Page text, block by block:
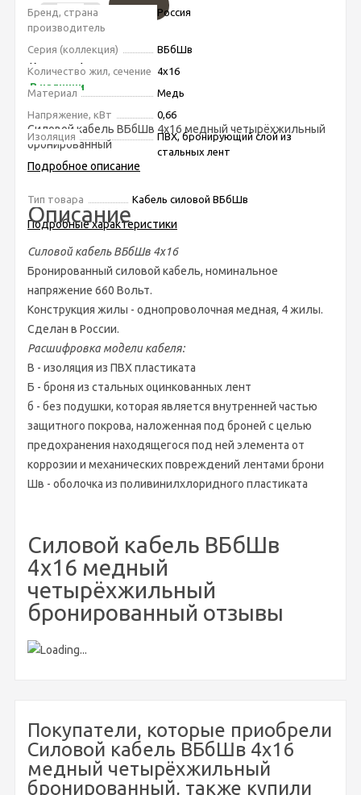
- +
Купить в 1 клик
В наличии
Силовой кабель ВБбШв 4х16 медный четырёхжильный
бронированный
Подробное описание
Тип товара Кабель силовой ВБбШв
Подробные характеристики
Бренд, страна
производитель
Россия
Серия (коллекция)
ВБбШв
Количество жил, сечение
4х16
Материал
Медь
Напряжение, кВт
0,66
Изоляция
ПВХ, бронирующий слой из
стальных лент
Описание
Силовой кабель ВБбШв 4х16
Бронированный силовой кабель, номинальное
напряжение 660 Вольт.
Конструкция жилы - однопроволочная медная, 4 жилы.
Сделан в России.
Расшифровка модели кабеля:
В - изоляция из ПВХ пластиката
Б - броня из стальных оцинкованных лент
б - без подушки, которая является внутренней частью
защитного покрова, наложенная под броней с целью
предохранения находящегося под ней элемента от
коррозии и механических повреждений лентами брони
Шв - оболочка из поливинилхлоридного пластиката
Силовой кабель ВБбШв
4х16 медный
четырёхжильный
бронированный отзывы
Покупатели, которые приобрели
Силовой кабель ВБбШв 4х16
медный четырёхжильный
бронированный, также купили